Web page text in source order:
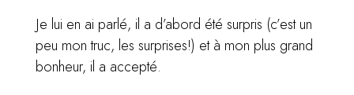
Je lui en ai parlé, il a d’abord été surpris (c’est un
peu mon truc, les surprises!) et à mon plus grand
bonheur, il a accepté.